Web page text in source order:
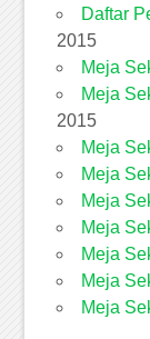
Daftar
2015
Meja
Meja
2015
Meja
Meja
Meja
Meja
Meja
Meja
Meja